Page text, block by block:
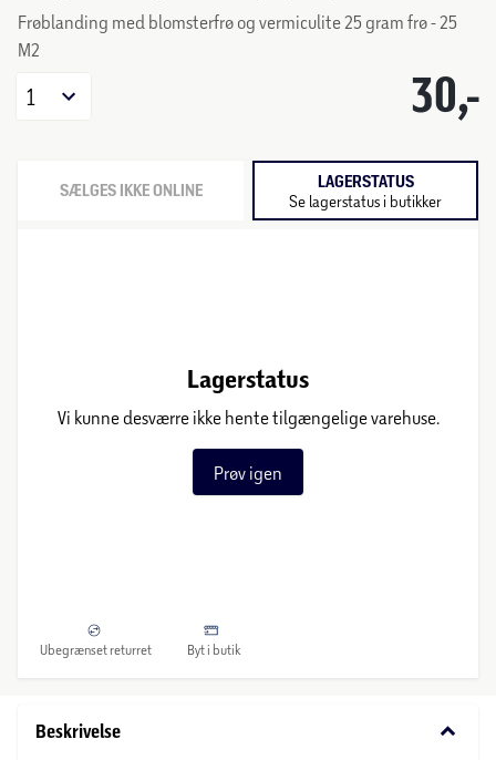
Frøblanding med blomsterfrø og vermiculite 25 gram frø - 25
M2
30,-
1
SÆLGES IKKE ONLINE LAGERSTATUS
Se lagerstatus i butikker
Lagerstatus
Vi kunne desværre ikke hente tilgængelige varehuse.
Prøv igen
Ubegrænset returret Byt i butik
Beskrivelse keyboard_arrow_down